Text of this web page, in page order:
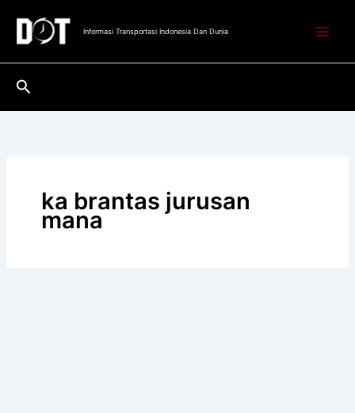
konten
Informasi Transportasi Indonesia Dan Dunia
Cari
ka brantas jurusan
mana